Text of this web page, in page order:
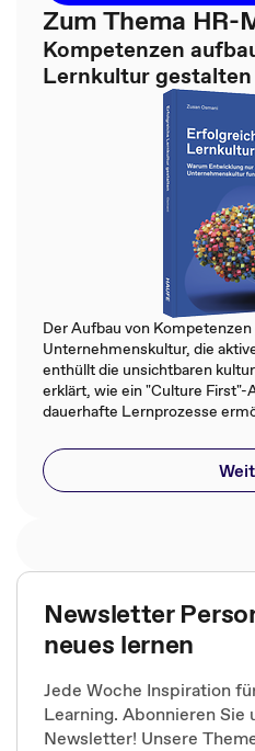
Zum Thema HR-
Kompetenzen
Lernkultur gestalten
Der Aufbau von
Unternehmenskultur, die
enthüllt die unsichtbaren
erklärt, wie ein "Culture
dauerhafte Lernprozesse
Newsletter
neues lernen
Jede Woche Inspiration
Learning. Abonnieren Sie
Newsletter! Unsere